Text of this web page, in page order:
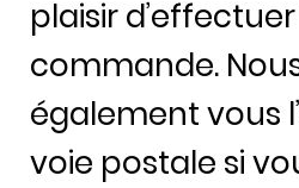
plaisir
commande.
également vous
voie postale si